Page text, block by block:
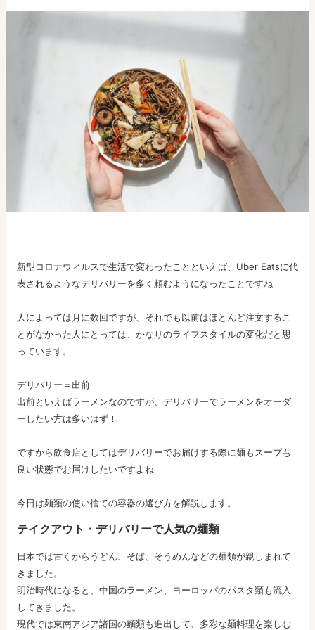
新型コロナウィルスで生活で変わったことといえば、Uber Eatsに代
表されるようなデリバリーを多く頼むようになったことですね
人によっては月に数回ですが、それでも以前はほとんど注文するこ
とがなかった人にとっては、かなりのライフスタイルの変化だと思
っています。
デリバリー＝出前
出前といえばラーメンなのですが、デリバリーでラーメンをオーダ
ーしたい方は多いはず！
ですから飲食店としてはデリバリーでお届けする際に麺もスープも
良い状態でお届けしたいですよね
今日は麺類の使い捨ての容器の選び方を解説します。
テイクアウト・デリバリーで人気の麺類
日本では古くからうどん、そば、そうめんなどの麺類が親しまれて
きました。
明治時代になると、中国のラーメン、ヨーロッパのパスタ類も流入
してきました。
現代では東南アジア諸国の麵類も進出して、多彩な麺料理を楽しむ